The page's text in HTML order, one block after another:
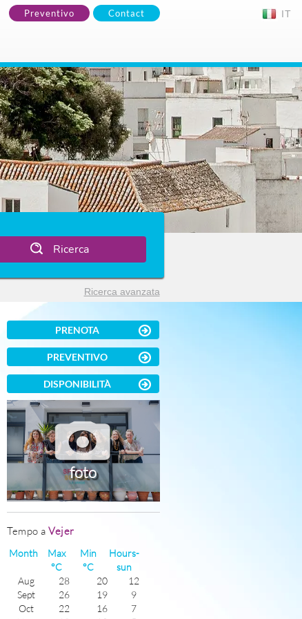
Preventivo Contact IT
Ricerca
Ricerca avanzata
PRENOTA
PREVENTIVO
DISPONIBILITÀ
foto
Tempo aVejer
Month
Max
°C
Min
°C
Hours-
sun
Aug
28 20
12
Sept
26 19
9
Oct
22 16
7